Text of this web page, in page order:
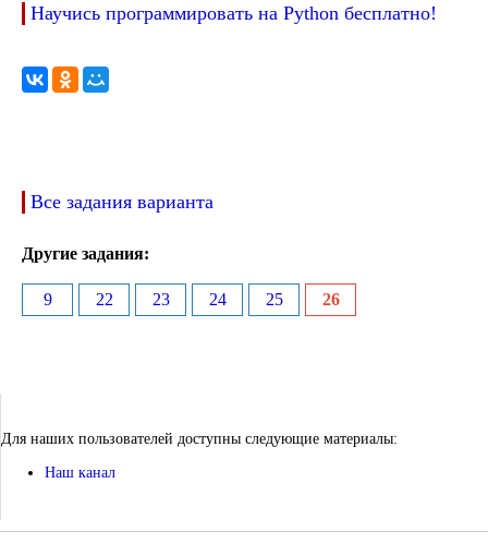
Научись программировать на Python бесплатно!
Все задания варианта
Другие задания:
9 22 23 24 25 26
Для наших пользователей доступны следующие материалы:
Наш канал